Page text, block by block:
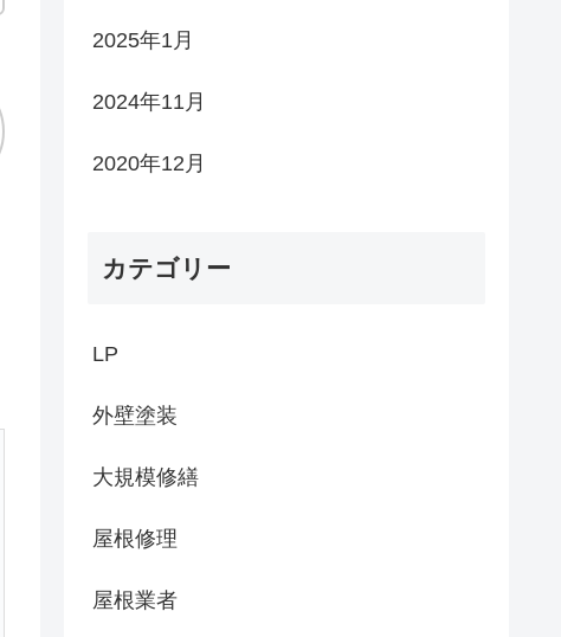
2025年1月
2024年11月
2020年12月
カテゴリー
LP
外壁塗装
大規模修繕
屋根修理
屋根業者